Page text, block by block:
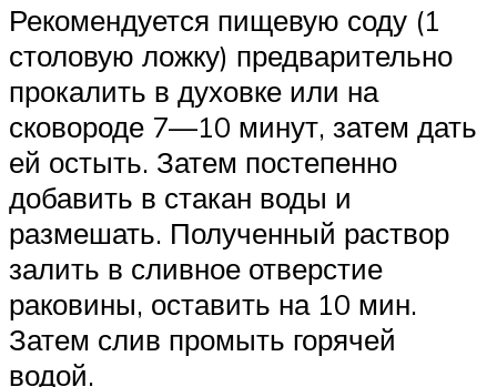
Рекомендуется пищевую соду (1
столовую ложку) предварительно
прокалить в духовке или на
сковороде 7—10 минут, затем дать
ей остыть. Затем постепенно
добавить в стакан воды и
размешать. Полученный раствор
залить в сливное отверстие
раковины, оставить на 10 мин.
Затем слив промыть горячей
водой.